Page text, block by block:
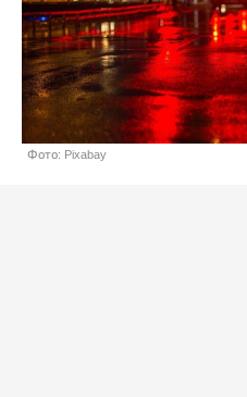
Фото: Pixabay